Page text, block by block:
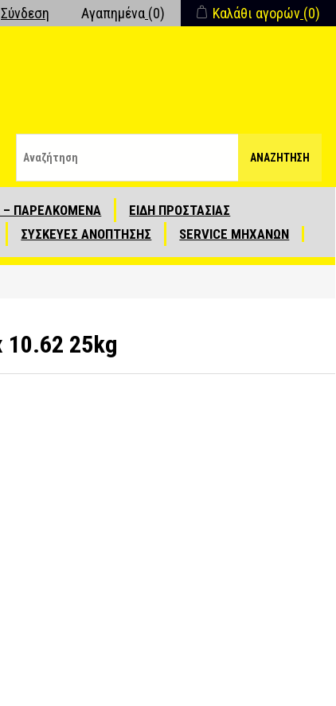
Σύνδεση Αγαπημένα (0) Καλάθι αγορών (0)
ΑΝΑΖΉΤΗΣΗ
– ΠΑΡΕΛΚΟΜΕΝΑ
ΕΙΔΗ ΠΡΟΣΤΑΣΙΑΣ
ΣΥΣΚΕΥΕΣ ΑΝΟΠΤΗΣΗΣ SERVICE ΜΗΧΑΝΩΝ
10.62 25kg